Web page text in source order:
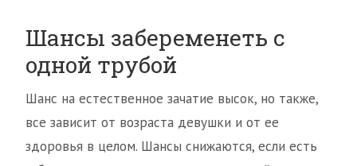
Шансы забеременеть с
одной трубой
Шанс на естественное зачатие высок, но также,
все зависит от возраста девушки и от ее
здоровья в целом. Шансы снижаются, если есть